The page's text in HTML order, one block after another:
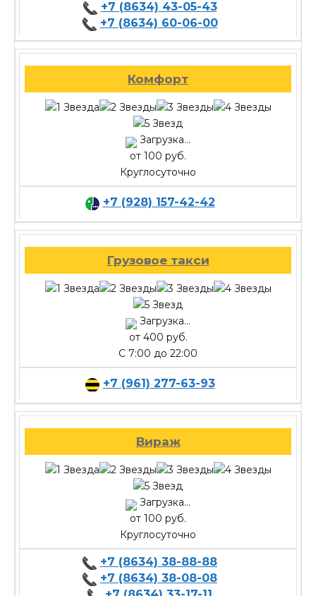
+7 (8634) 43-05-43
+7 (8634) 60-06-00
Комфорт
Загрузка...
от 100 руб.
Круглосуточно
+7 (928) 157-42-42
Грузовое такси
Загрузка...
от 400 руб.
С 7:00 до 22:00
+7 (961) 277-63-93
Вираж
Загрузка...
от 100 руб.
Круглосуточно
+7 (8634) 38-88-88
+7 (8634) 38-08-08